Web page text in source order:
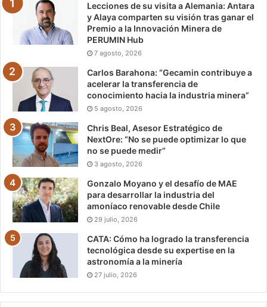
Lecciones de su visita a Alemania: Antara
y Alaya comparten su visión tras ganar el
Premio a la Innovación Minera de
PERUMIN Hub
7 agosto, 2026
Carlos Barahona: “Gecamin contribuye a
acelerar la transferencia de
conocimiento hacia la industria minera”
5 agosto, 2026
Chris Beal, Asesor Estratégico de
NextOre: “No se puede optimizar lo que
no se puede medir”
3 agosto, 2026
Gonzalo Moyano y el desafío de MAE
para desarrollar la industria del
amoníaco renovable desde Chile
29 julio, 2026
CATA: Cómo ha logrado la transferencia
tecnológica desde su expertise en la
astronomía a la minería
27 julio, 2026